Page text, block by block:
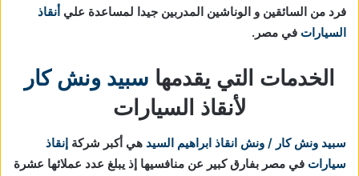
فرد من السائقين و الوناشين المدربين جيدا لمساعدة علي أنقاذ
السيارات في مصر.
الخدمات التي يقدمها سبيد ونش كار
لأنقاذ السيارات
سبيد ونش كار / ونش انقاذ ابراهيم السيد هي أكبر شركة إنقاذ
سيارات في مصر بفارق كبير عن منافسيها إذ يبلغ عدد عملائها عشرة